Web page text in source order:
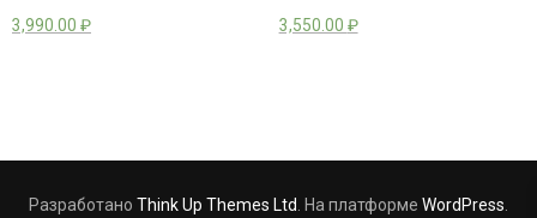
3,990.00 ₽ 3,550.00 ₽
Разработано Think Up Themes Ltd . На платформе WordPress